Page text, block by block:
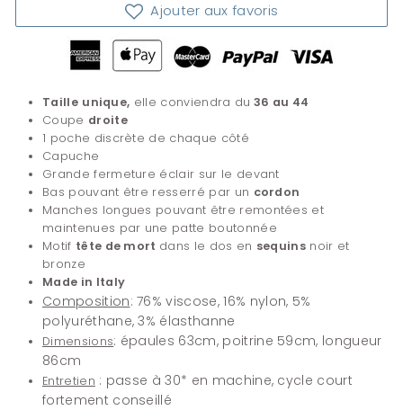
Ajouter aux favoris
Taille unique, elle conviendra du 36 au 44
Coupe droite
1 poche discrète de chaque côté
Capuche
Grande fermeture éclair sur le devant
Bas pouvant être resserré par un cordon
Manches longues pouvant être remontées et
maintenues par une patte boutonnée
Motif tête de mort dans le dos en sequins noir et
bronze
Made in Italy
Composition: 76% viscose, 16% nylon, 5%
polyuréthane, 3% élasthanne
Dimensions: épaules 63cm, poitrine 59cm, longueur
86cm
Entretien : passe à 30* en machine, cycle court
fortement conseillé